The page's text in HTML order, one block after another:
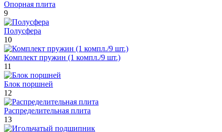
Опорная плита
9
Полусфера
10
Комплект пружин (1 компл./9 шт.)
11
Блок поршней
12
Распределительная плита
13